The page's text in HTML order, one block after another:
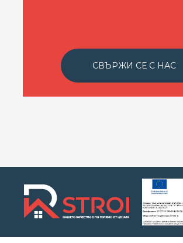
СВЪРЖИ СЕ С НАС